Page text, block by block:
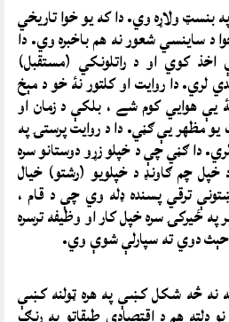
بنسټ ولاړه وي. دا که يو خوا تاريخي
د ساينسي شعور نه هم باخبره وي. دا
کوي او د راتلونکي (مستقبل)
لري. دا روايت او کلتور نۀ خو د مېخ
هوايي کوم شے ، بلکې د زمان او
يو مظهر يې ګڼي. دا د روايت پرستۍ په
دا ګڼي چې د خپلو زړو دوستانو سره
چم ګاونډ د خپلويو (رشتو) خيال
ترقي پسنده ډله وي چې د قام ،
په ځيرکۍ سره خپل کار او وظيفه ترسره
دوي ته سپارلې شوې وي.
نه څه شکل کښې په هره ټولنه کښې